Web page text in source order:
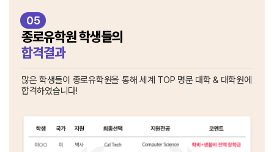
05
종로유학원 학생들의
합격결과
많은 학생들이 종로유학원을 통해 세계 TOP 명문 대학 & 대학원에
합격하였습니다!